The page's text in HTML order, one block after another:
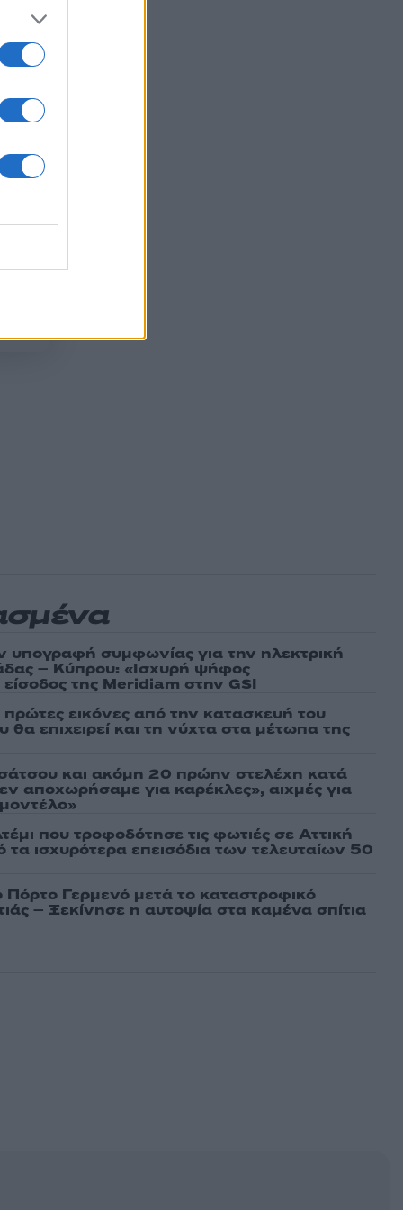
υπογραφή συμφωνίας για την ηλεκτρική
– Κύπρου: «Ισχυρή ψήφος
της Meridiam στην GSI
εικόνες από την κατασκευή του
επιχειρεί και τη νύχτα στα μέτωπα της
και ακόμη 20 πρώην στελέχη κατά
αποχωρήσαμε για καρέκλες», αιχμές για
που τροφοδότησε τις φωτιές σε Αττική
τα ισχυρότερα επεισόδια των τελευταίων 50
Πόρτο Γερμενό μετά το καταστροφικό
– Ξεκίνησε η αυτοψία στα καμένα σπίτια